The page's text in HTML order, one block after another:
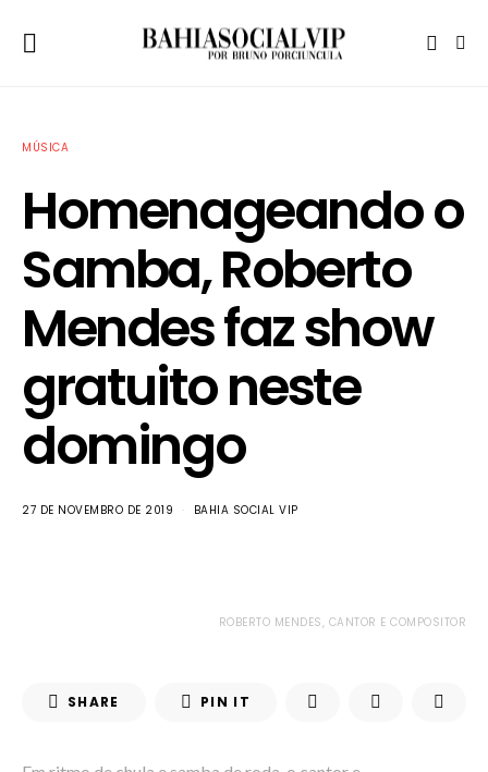
MÚSICA
Homenageando o
Samba, Roberto
Mendes faz show
gratuito neste
domingo
27 DE NOVEMBRO DE 2019 BAHIA SOCIAL VIP
ROBERTO MENDES, CANTOR E COMPOSITOR
SHARE PIN IT